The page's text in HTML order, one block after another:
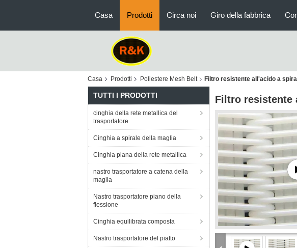
Casa Prodotti Circa noi Giro della fabbrica
Casa Prodotti Poliestere Mesh Belt Filtro resistente all'acido a
TUTTI I PRODOTTI
cinghia della rete metallica del
trasportatore
Cinghia a spirale della maglia
Cinghia piana della rete metallica
nastro trasportatore a catena della
maglia
Nastro trasportatore piano della
flessione
Cinghia equilibrata composta
Nastro trasportatore del piatto
Filtro resistente